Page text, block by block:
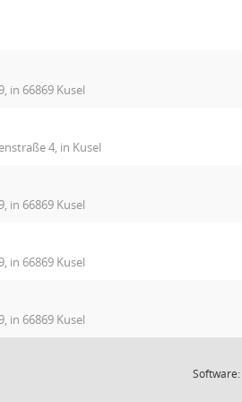
in 66869 Kusel
4, in Kusel
in 66869 Kusel
in 66869 Kusel
in 66869 Kusel
Software: